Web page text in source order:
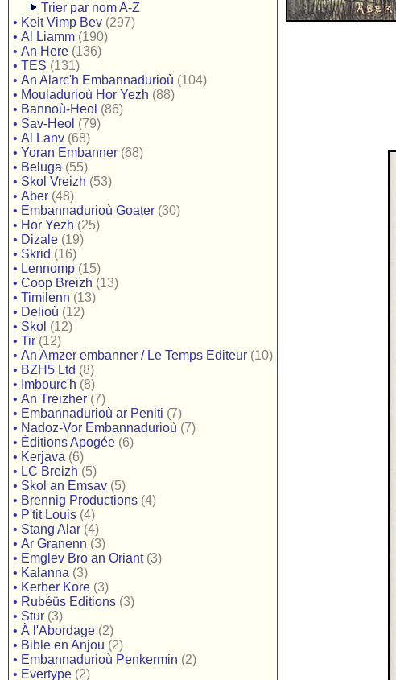
Trier par nom A-Z
• Keit Vimp Bev (297)
• Al Liamm (190)
• An Here (136)
• TES (131)
• An Alarc'h Embannadurioù (104)
• Mouladurioù Hor Yezh (88)
• Bannoù-Heol (86)
• Sav-Heol (79)
• Al Lanv (68)
• Yoran Embanner (68)
• Beluga (55)
• Skol Vreizh (53)
• Aber (48)
• Embannadurioù Goater (30)
• Hor Yezh (25)
• Dizale (19)
• Skrid (16)
• Lennomp (15)
• Coop Breizh (13)
• Timilenn (13)
• Delioù (12)
• Skol (12)
• Tir (12)
• An Amzer embanner / Le Temps Editeur (10)
• BZH5 Ltd (8)
• Imbourc'h (8)
• An Treizher (7)
• Embannadurioù ar Peniti (7)
• Nadoz-Vor Embannadurioù (7)
• Éditions Apogée (6)
• Kerjava (6)
• LC Breizh (5)
• Skol an Emsav (5)
• Brennig Productions (4)
• P'tit Louis (4)
• Stang Alar (4)
• Ar Granenn (3)
• Emglev Bro an Oriant (3)
• Kalanna (3)
• Kerber Kore (3)
• Rubéüs Editions (3)
• Stur (3)
• À l'Abordage (2)
• Bible en Anjou (2)
• Embannadurioù Penkermin (2)
• Evertype (2)